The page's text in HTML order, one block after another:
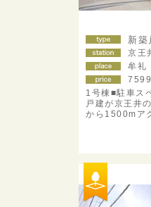
新築
京王
牟礼
7599
1号棟■駐車ス
戸建が京王井
から1500mア